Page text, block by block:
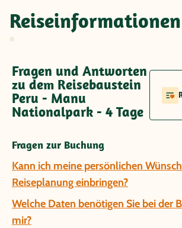
Reiseinformationen
Fragen und Antworten
zu dem Reisebaustein
Peru - Manu
Nationalpark - 4 Tage
Fragen zur Buchung
Kann ich meine persönlichen
Reiseplanung einbringen?
Welche Daten benötigen Sie bei der
mir?